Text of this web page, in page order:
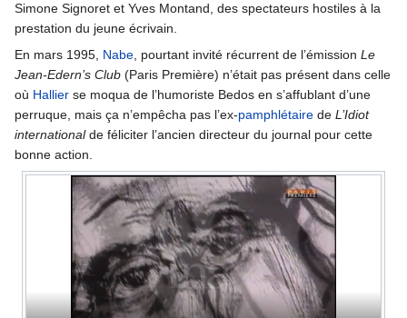
Simone Signoret et Yves Montand, des spectateurs hostiles à la
prestation du jeune écrivain.
En mars 1995, Nabe, pourtant invité récurrent de l’émission Le
Jean-Edern’s Club (Paris Première) n’était pas présent dans celle
où Hallier se moqua de l’humoriste Bedos en s’affublant d’une
perruque, mais ça n’empêcha pas l’ex-pamphlétaire de L’Idiot
internationalde féliciter l’ancien directeur du journal pour cette
bonne action.